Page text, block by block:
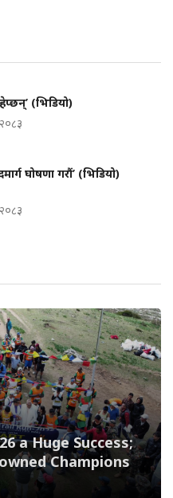
(भिडियो)
घोषणा गरौं’ (भिडियो)
a Huge Success;
Champions